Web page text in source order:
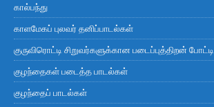
கால்பந்து
காளமேகப் புலவர் தனிப்பாடல்கள்
குருவிரொட்டி சிறுவர்களுக்கான படைப்புத்திறன் போட்டி
குழந்தைகள் படைத்த பாடல்கள்
குழந்தைப் பாடல்கள்